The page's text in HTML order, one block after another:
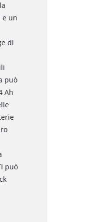
e un
di
può
Ah
può